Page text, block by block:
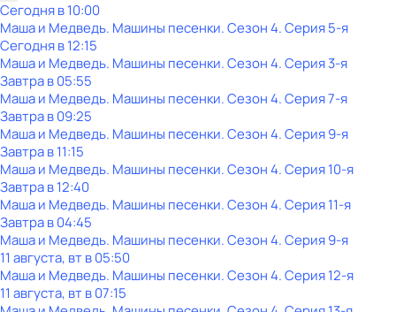
Сегодня в 10:00
Маша и Медведь. Машины песенки. Сезон 4. Серия 5-я
Сегодня в 12:15
Маша и Медведь. Машины песенки. Сезон 4. Серия 3-я
Завтра в 05:55
Маша и Медведь. Машины песенки. Сезон 4. Серия 7-я
Завтра в 09:25
Маша и Медведь. Машины песенки. Сезон 4. Серия 9-я
Завтра в 11:15
Маша и Медведь. Машины песенки. Сезон 4. Серия 10-я
Завтра в 12:40
Маша и Медведь. Машины песенки. Сезон 4. Серия 11-я
Завтра в 04:45
Маша и Медведь. Машины песенки. Сезон 4. Серия 9-я
11 августа, вт в 05:50
Маша и Медведь. Машины песенки. Сезон 4. Серия 12-я
11 августа, вт в 07:15